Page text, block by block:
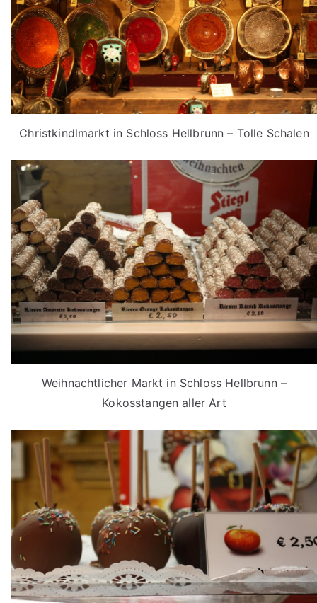
Christkindlmarkt in Schloss Hellbrunn – Tolle Schalen
Weihnachtlicher Markt in Schloss Hellbrunn –
Kokosstangen aller Art